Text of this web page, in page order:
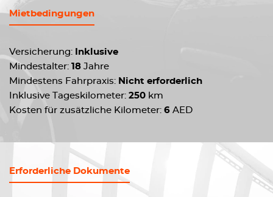
Mietbedingungen
Versicherung:
Inklusive
Mindestalter: 18 Jahre
Mindestens Fahrpraxis: Nicht erforderlich
Inklusive Tageskilometer: 250 km
Kosten für zusätzliche Kilometer: 6 AED
Erforderliche Dokumente